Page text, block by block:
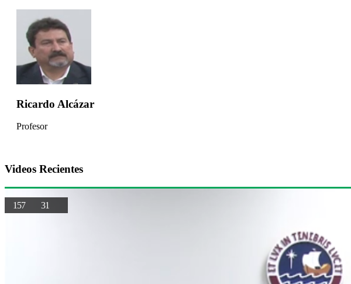
Ricardo Alcázar
Profesor
Videos Recientes
157 31